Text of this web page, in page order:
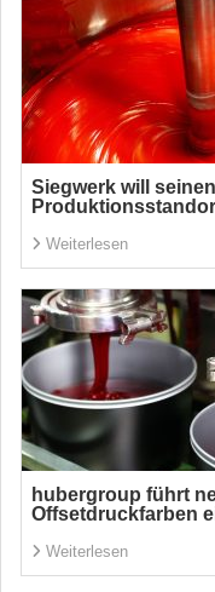
Siegwerk will
Weiterlesen
hubergroup führt
Offsetdruckfarben
Weiterlesen